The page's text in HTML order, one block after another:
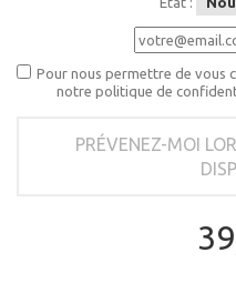
Pour nous permettre de vous
notre politique de
PRÉVENEZ-MOI